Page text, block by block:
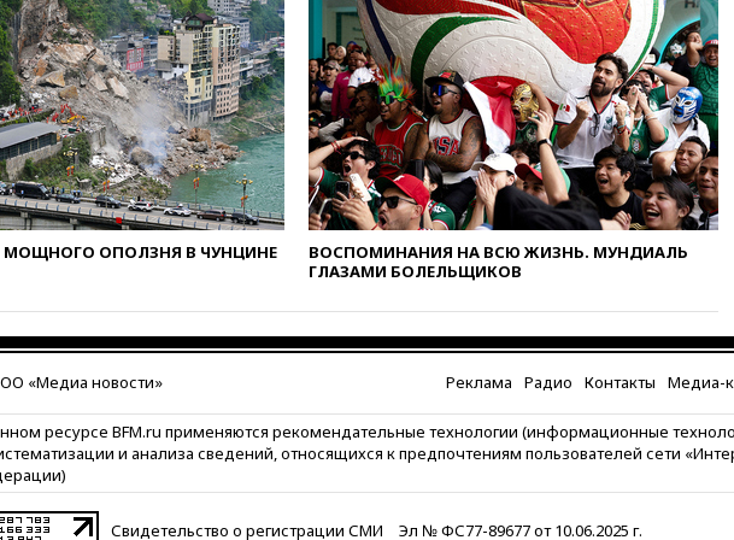
вчера, 17:58ЕС отменил
временную защиту для
военнообязанных украинцев
вчера, 17:45Шуваев сообщил
об учащении атак ВСУ на
Белгородскую область
вчера, 17:35Шуваев за два с
половиной месяца посетил
области
Белгородской области
начальник тыла Санчик не
справился с возросшими
введен план «Ковер»
МОЩНОГО ОПОЛЗНЯ В ЧУНЦИНЕ
ВОСПОМИНАНИЯ НА ВСЮ ЖИЗНЬ. МУНДИАЛЬ
ГЛАЗАМИ БОЛЕЛЬЩИКОВ
«Медиа новости» Реклама Радио Контакты Медиа-
ресурсе BFM.ru применяются рекомендательные технологии (информационные
и анализа сведений, относящихся к предпочтениям пользователей сети
Свидетельство о регистрации СМИ Эл № ФС77-89677 от 10.06.2025 г.